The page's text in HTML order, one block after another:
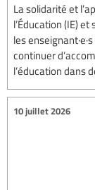
La solidarité et
l’Éducation (IE)
les
continuer
l’éducation dans
10 juillet 2026